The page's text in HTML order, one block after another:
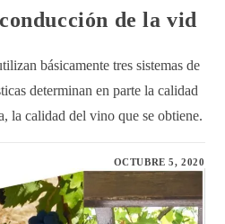
de la vid
básicamente tres sistemas de
determinan en parte la calidad
la calidad del vino que se obtiene.
OCTUBRE 5, 2020